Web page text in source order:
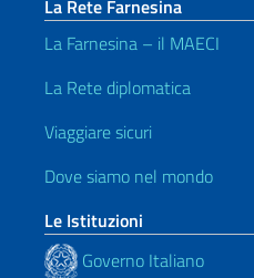
La Rete Farnesina
La Farnesina – il MAECI
La Rete diplomatica
Viaggiare sicuri
Dove siamo nel mondo
Le Istituzioni
Governo Italiano